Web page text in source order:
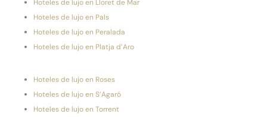
Hoteles de lujo en Lloret de Mar
Hoteles de lujo en Pals
Hoteles de lujo en Peralada
Hoteles de lujo en Platja d’Aro
Hoteles de lujo en Roses
Hoteles de lujo en S’Agaró
Hoteles de lujo en Torrent